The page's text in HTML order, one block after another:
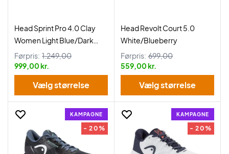
Head Sprint Pro 4.0 Clay
Women Light Blue/Dark
Blue
Førpris: 1.249,00
999,00 kr.
Vælg størrelse
Head Revolt Court 5.0
White/Blueberry
Førpris: 699,00
559,00 kr.
Vælg størrelse
KAMPAGNE
- 20%
KAMPAGNE
- 20%